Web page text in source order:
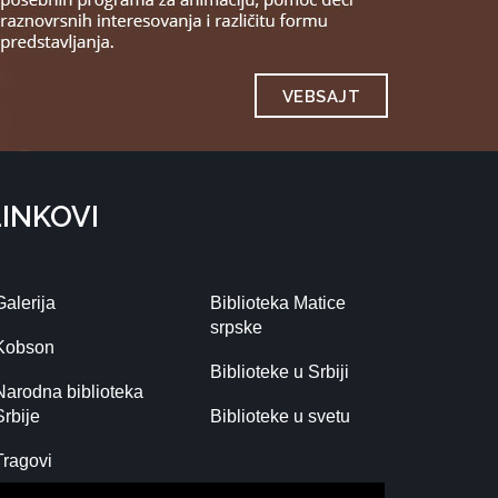
VEBSAJT
biblioteka
Biblioteka Matice
srpske
Biblioteke u Srbiji
Biblioteke u svetu